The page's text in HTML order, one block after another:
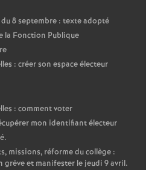
8 septembre : texte adopté
la Fonction Publique
: créer son espace électeur
: comment voter
mon identifiant électeur
missions, réforme du collège :
grève et manifester le jeudi 9 avril.